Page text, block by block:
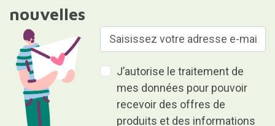
nouvelles
J’autorise le traitement de
mes données pour pouvoir
recevoir des offres de
produits et des informations